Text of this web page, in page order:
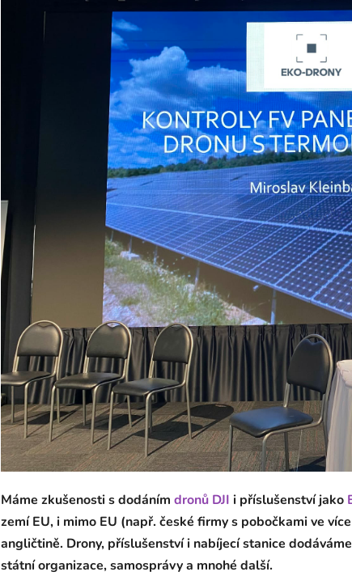
Máme zkušenosti s dodáním dronů DJI i příslušenství jako
zemí EU, i mimo EU (např. české firmy s pobočkami ve
angličtině. Drony, příslušenství i nabíjecí stanice
státní organizace, samosprávy a mnohé další.